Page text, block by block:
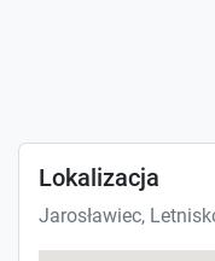
Lokalizacja
Jarosławiec,